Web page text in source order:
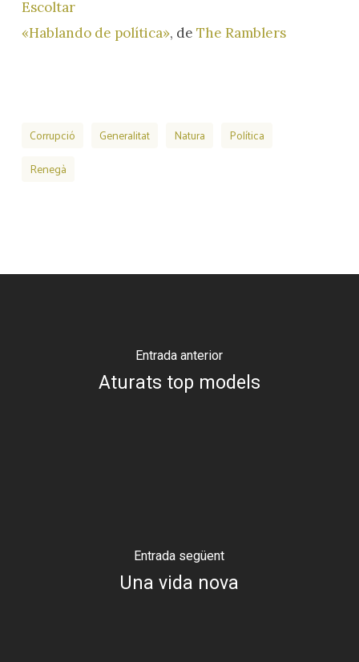
Escoltar
«Hablando de política», de The Ramblers
Corrupció Generalitat Natura
Política
Renegà
Entrada anterior
Aturats top models
Entrada següent
Una vida nova